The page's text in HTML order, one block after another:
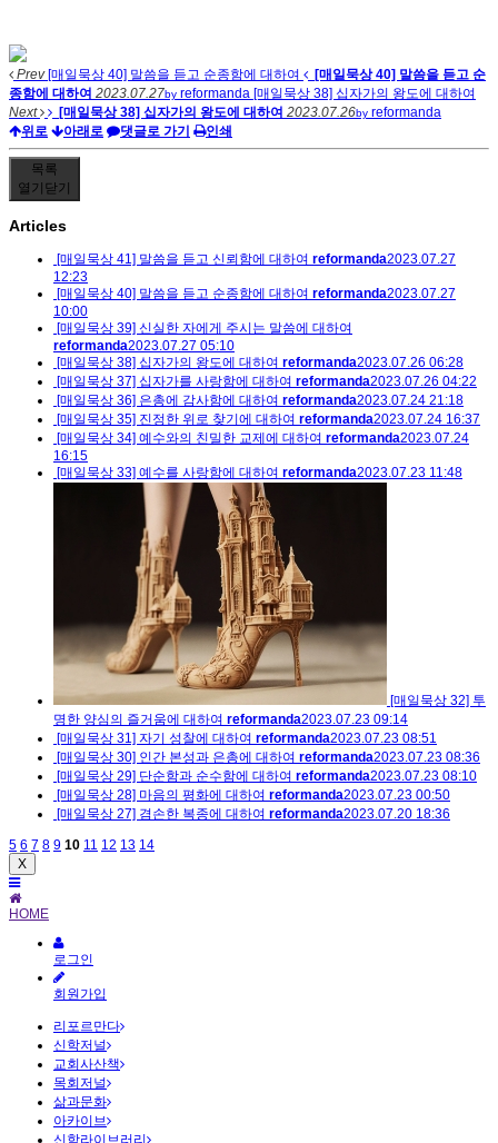
Prev[매일묵상 40] 말씀을 듣고 순종함에 대하여
[매일묵상 40] 말씀을 듣고 순
종함에 대하여 2023.07.27by reformanda [매일묵상 38] 십자가의 왕도에 대하여
Next
[매일묵상 38] 십자가의 왕도에 대하여 2023.07.26by reformanda
위로
아래로 댓글로 가기 인쇄
목록
열기 닫기
Articles
[매일묵상 41] 말씀을 듣고 신뢰함에 대하여 reformanda2023.07.27
12:23
[매일묵상 40] 말씀을 듣고 순종함에 대하여 reformanda2023.07.27
10:00
[매일묵상 39] 신실한 자에게 주시는 말씀에 대하여
reformanda2023.07.27 05:10
[매일묵상 38] 십자가의 왕도에 대하여 reformanda2023.07.26 06:28
[매일묵상 37] 십자가를 사랑함에 대하여 reformanda2023.07.26 04:22
[매일묵상 36] 은총에 감사함에 대하여 reformanda2023.07.24 21:18
[매일묵상 35] 진정한 위로 찾기에 대하여 reformanda2023.07.24 16:37
[매일묵상 34] 예수와의 친밀한 교제에 대하여 reformanda2023.07.24
16:15
[매일묵상 33] 예수를 사랑함에 대하여 reformanda2023.07.23 11:48
[매일묵상 32] 투
명한 양심의 즐거움에 대하여 reformanda2023.07.23 09:14
[매일묵상 31] 자기 성찰에 대하여 reformanda2023.07.23 08:51
[매일묵상 30] 인간 본성과 은총에 대하여 reformanda2023.07.23 08:36
[매일묵상 29] 단순함과 순수함에 대하여 reformanda2023.07.23 08:10
[매일묵상 28] 마음의 평화에 대하여 reformanda2023.07.23 00:50
[매일묵상 27] 겸손한 복종에 대하여 reformanda2023.07.20 18:36
5 6 7 8 9 10 11 12 13 14
X
HOME
로그인
회원가입
리포르만다
신학저널
교회사산책
목회저널
삶과문화
아카이브
신학라이브러리